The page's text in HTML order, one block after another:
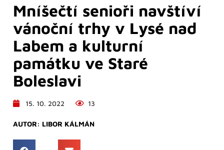
Mníšečtí senioři navštíví
vánoční trhy v Lysé nad
Labem a kulturní
památku ve Staré
Boleslavi
15. 10. 2022 13
AUTOR: LIBOR KÁLMÁN